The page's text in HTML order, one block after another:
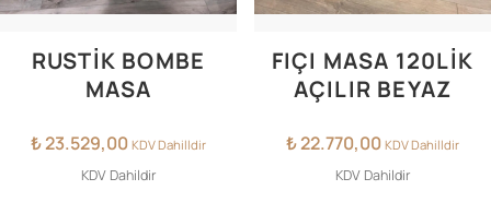
RUSTİK BOMBE
MASA
₺23.529,00 KDV Dahilldir
KDV Dahildir
FIÇI MASA 120LIK
AÇILIR BEYAZ
₺22.770,00 KDV Dahilldir
KDV Dahildir